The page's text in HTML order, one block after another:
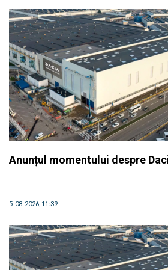
Anunțul momentului despre
5-08-2026, 11:39